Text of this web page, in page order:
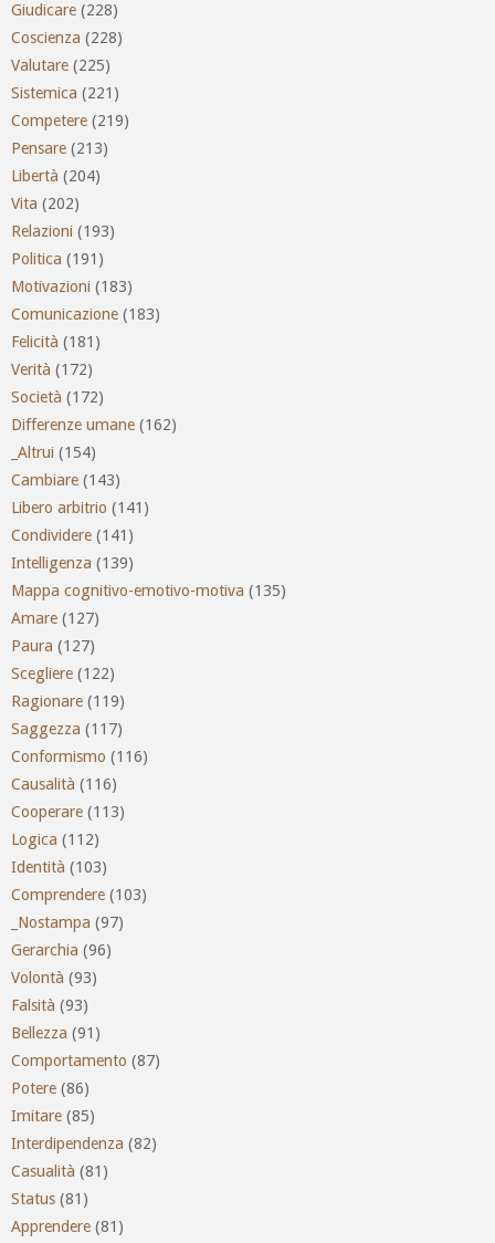
Giudicare (228)
Coscienza (228)
Valutare (225)
Sistemica (221)
Competere (219)
Pensare (213)
Libertà (204)
Vita (202)
Relazioni (193)
Politica (191)
Motivazioni (183)
Comunicazione (183)
Felicità (181)
Verità (172)
Società (172)
Differenze umane (162)
_Altrui (154)
Cambiare (143)
Libero arbitrio (141)
Condividere (141)
Intelligenza (139)
Mappa cognitivo-emotivo-motiva (135)
Amare (127)
Paura (127)
Scegliere (122)
Ragionare (119)
Saggezza (117)
Conformismo (116)
Causalità (116)
Cooperare (113)
Logica (112)
Identità (103)
Comprendere (103)
_Nostampa (97)
Gerarchia (96)
Volontà (93)
Falsità (93)
Bellezza (91)
Comportamento (87)
Potere (86)
Imitare (85)
Interdipendenza (82)
Casualità (81)
Status (81)
Apprendere (81)